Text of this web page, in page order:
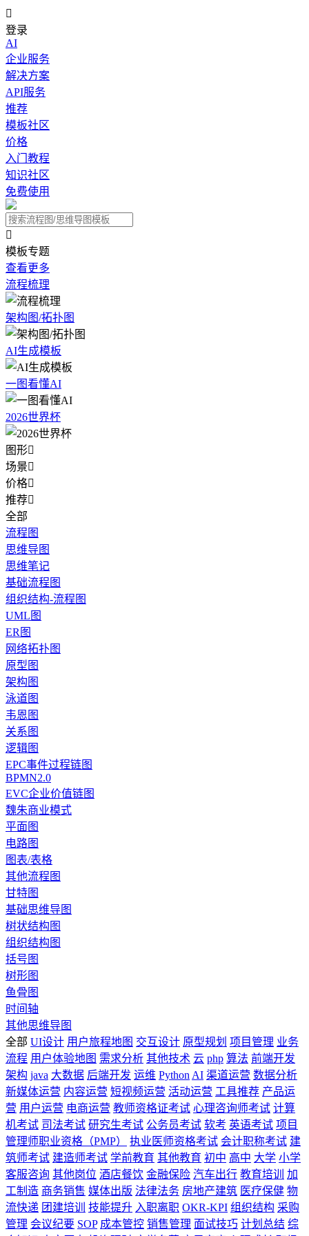

登录
AI
企业服务
解决方案
API服务
推荐
模板社区
价格
入门教程
知识社区
免费使用

模板专题
查看更多
流程梳理
架构图/拓扑图
AI生成模板
一图看懂AI
2026世界杯
图形
场景
价格
推荐
全部
流程图
思维导图
思维笔记
基础流程图
组织结构-流程图
UML图
ER图
网络拓扑图
原型图
架构图
泳道图
韦恩图
关系图
逻辑图
EPC事件过程链图
BPMN2.0
EVC企业价值链图
魏朱商业模式
平面图
电路图
图表/表格
其他流程图
甘特图
基础思维导图
树状结构图
组织结构图
括号图
树形图
鱼骨图
时间轴
其他思维导图
全部 UI设计 用户旅程地图 交互设计 原型规划 项目管理 业务
流程 用户体验地图 需求分析 其他技术 云 php 算法 前端开发
架构 java 大数据 后端开发 运维 Python AI 渠道运营 数据分析
新媒体运营 内容运营 短视频运营 活动运营 工具推荐 产品运
营 用户运营 电商运营 教师资格证考试 心理咨询师考试 计算
机考试 司法考试 研究生考试 公务员考试 软考 英语考试 项目
管理师职业资格（PMP）
执业医师资格考试 会计职称考试 建
筑师考试 建造师考试 学前教育 其他教育 初中 高中 大学 小学
客服咨询 其他岗位 酒店餐饮 金融保险 汽车出行 教育培训
加
工制造 商务销售 媒体出版 法律法务 房地产建筑 医疗保健 物
流快递 团建培训 技能提升 入职离职 OKR-KPI 组织结构 采购
管理 会议纪要 SOP 成本管控 销售管理 面试技巧 计划总结 综